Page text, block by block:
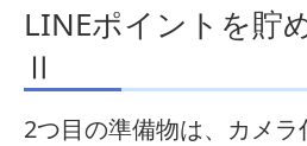
LINEポイントを貯
Ⅱ
2つ目の準備物は、カメ